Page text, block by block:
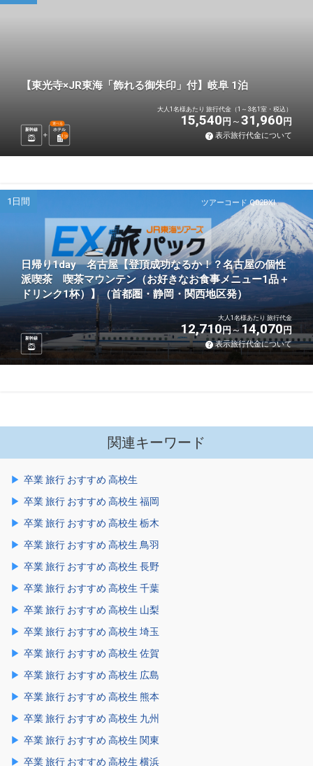
【東光寺×JR東海「飾れる御朱印」付】岐阜 1泊
新幹線 ホテル
選べる
1 泊
大人1名様あたり 旅行代金（1～3名1室・税込）
15,540 円 31,960 円
表示旅行代金について
ツアーコード Q02BXI
1日間
日帰り1day 名古屋【登頂成功なるか！？名古屋の個性
派喫茶 喫茶マウンテン（お好きなお食事メニュー1品＋
ドリンク1杯）】（首都圏・静岡・関西地区発）
新幹線
大人1名様あたり 旅行代金
12,710円 14,070円
表示旅行代金について
関連キーワード
卒業 旅行 おすすめ 高校生
卒業 旅行 おすすめ 高校生 福岡
卒業 旅行 おすすめ 高校生 栃木
卒業 旅行 おすすめ 高校生 鳥羽
卒業 旅行 おすすめ 高校生 長野
卒業 旅行 おすすめ 高校生 千葉
卒業 旅行 おすすめ 高校生 山梨
卒業 旅行 おすすめ 高校生 埼玉
卒業 旅行 おすすめ 高校生 佐賀
卒業 旅行 おすすめ 高校生 広島
卒業 旅行 おすすめ 高校生 熊本
卒業 旅行 おすすめ 高校生 九州
卒業 旅行 おすすめ 高校生 関東
卒業 旅行 おすすめ 高校生 横浜